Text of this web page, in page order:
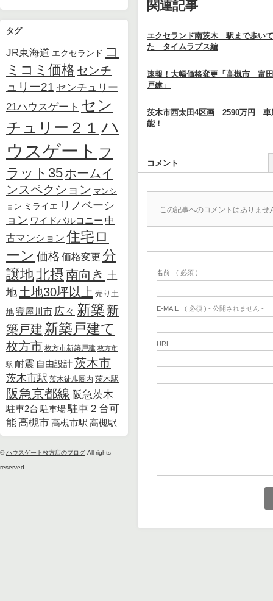
タグ
JR東海道 エクセランド コ
ミコミ価格 センチ
ュリー21 センチュリー
21ハウスゲート セン
チュリー２１ ハ
ウスゲート フ
ラット35ホームイ
ンスペクション マンシ
ョン ミライエ リノベーシ
ョン ワイドバルコニー 中
古マンション 住宅ロ
ーン 価格 価格変更 分
譲地北摂南向き 土
地 土地30坪以上 売り土
地 寝屋川市 広々 新築 新
築戸建 新築戸建て
枚方市 枚方市新築戸建 枚方市
駅 耐震 自由設計茨木市
茨木市駅 茨木徒歩圏内 茨木駅
阪急京都線 阪急茨木
駐車2台 駐車場駐車２台可
能高槻市高槻市駅 高槻駅
©ハウスゲート枚方店のブログ All rights
reserved.
関連記事
エクセランド南茨木 駅まで歩い
た タイムラプス編
速報！大幅価格変更「高槻市 富
戸建」
茨木市西太田4区画 2590万円 車
能！
コメント
この記事へのコメントはありませ
名前 ( 必須 )
E-MAIL ( 必須 ) - 公開されません -
URL